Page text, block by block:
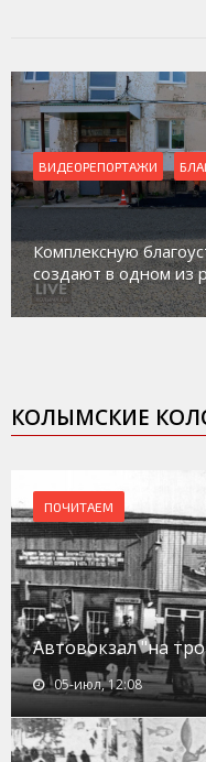
ВИДЕОРЕПОРТАЖИ
Комплексную
создают в одном из
КОЛЫМСКИЕ
ПОЧИТАЕМ
Автовокзал "на
05-июл, 12:08